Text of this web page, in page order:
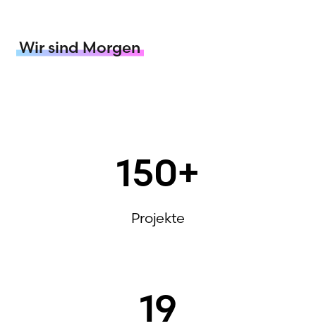
Wir sind Morgen
150+
Projekte
19